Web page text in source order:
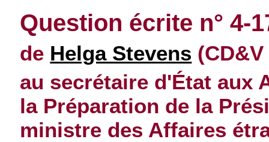
Question écrite n° 4-
de Helga Stevens
au secrétaire d'État aux
la Préparation de la
ministre des Affaires